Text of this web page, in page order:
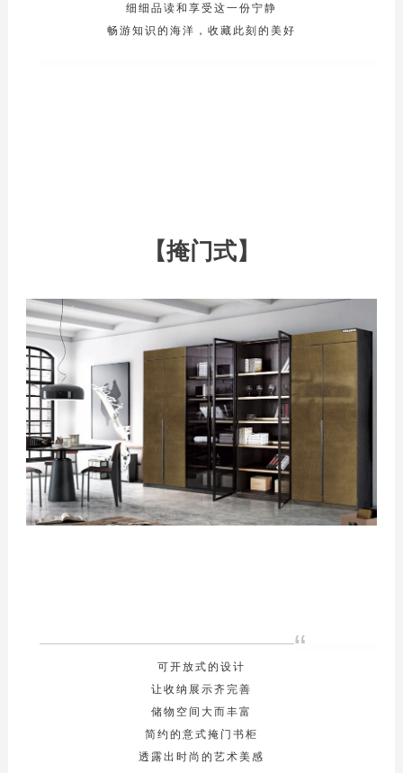
细细品读和享受这一份宁静
畅游知识的海洋，收藏此刻的美好
【掩门式】
“
可开放式的设计
让收纳展示齐完善
储物空间大而丰富
简约的意式掩门书柜
透露出时尚的艺术美感